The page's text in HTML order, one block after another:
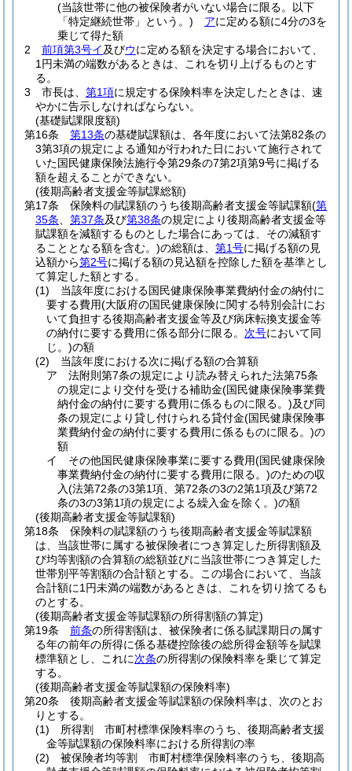
(当該世帯に他の被保険者がいない場合に限る。以下
「特定継続世帯」という。)
アに定める額に4分の3を
乗じて得た額
2
前項第3号イ及びウに定める額を決定する場合において、
1円未満の端数があるときは、これを切り上げるものとす
る。
3
市長は、 第1項に規定する保険料率を決定したときは、速
やかに告示しなければならない。
(基礎賦課限度額)
第16条
第13条の基礎賦課額は、各年度において法第82条の
3第3項の規定による通知が行われた日において施行されて
いた国民健康保険法施行令第29条の7第2項第9号に掲げる
額を超えることができない。
(後期高齢者支援金等賦課総額)
第17条
保険料の賦課額のうち後期高齢者支援金等賦課額(第
35条
第37条及び第38条の規定により後期高齢者支援金等
賦課額を減額するものとした場合にあっては、その減額す
ることとなる額を含む。)の総額は、 第1号に掲げる額の見
込額から第2号に掲げる額の見込額を控除した額を基準とし
て算定した額とする。
(1)
当該年度における国民健康保険事業費納付金の納付に
要する費用(大阪府の国民健康保険に関する特別会計にお
いて負担する後期高齢者支援金等及び病床転換支援金等
の納付に要する費用に係る部分に限る。 次号において同
じ。)の額
(2)
当該年度における次に掲げる額の合算額
ア
法附則第7条の規定により読み替えられた法第75条
の規定により交付を受ける補助金(国民健康保険事業費
納付金の納付に要する費用に係るものに限る。)及び同
条の規定により貸し付けられる貸付金(国民健康保険事
業費納付金の納付に要する費用に係るものに限る。)の
額
イ
その他国民健康保険事業に要する費用(国民健康保険
事業費納付金の納付に要する費用に限る。)のための収
入(法第72条の3第1項、第72条の3の2第1項及び第72
条の3の3第1項の規定による繰入金を除く。)の額
(後期高齢者支援金等賦課額)
第18条
保険料の賦課額のうち後期高齢者支援金等賦課額
は、当該世帯に属する被保険者につき算定した所得割額及
び均等割額の合算額の総額並びに当該世帯につき算定した
世帯別平等割額の合計額とする。
この場合において、当該
合計額に1円未満の端数があるときは、これを切り捨てるも
のとする。
(後期高齢者支援金等賦課額の所得割額の算定)
第19条
前条の所得割額は、被保険者に係る賦課期日の属す
る年の前年の所得に係る基礎控除後の総所得金額等を賦課
標準額とし、これに次条の所得割の保険料率を乗じて算定
する。
(後期高齢者支援金等賦課額の保険料率)
第20条
後期高齢者支援金等賦課額の保険料率は、次のとお
りとする。
(1)
所得割 市町村標準保険料率のうち、後期高齢者支援
金等賦課額の保険料率における所得割の率
(2)
被保険者均等割 市町村標準保険料率のうち、後期高